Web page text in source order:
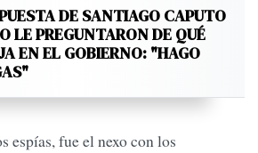
DE SANTIAGO CAPUTO
LE PREGUNTARON DE QUÉ
EN EL GOBIERNO: "HAGO
espías, fue el nexo con los